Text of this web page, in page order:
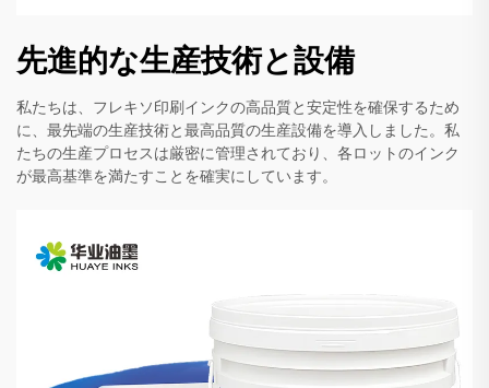
先進的な生産技術と設備
私たちは、フレキソ印刷インクの高品質と安定性を確保するため
に、最先端の生産技術と最高品質の生産設備を導入しました。私
たちの生産プロセスは厳密に管理されており、各ロットのインク
が最高基準を満たすことを確実にしています。